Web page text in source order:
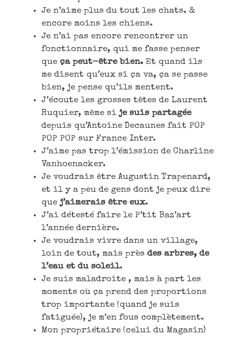
Je n’aime plus du tout les chats. &
encore moins les chiens.
Je n’ai pas encore rencontrer un
fonctionnaire, qui me fasse penser
que ça peut-être bien. Et quand ils
me disent qu’eux si ça va, ça se passe
bien, je pense qu’ils mentent.
J’écoute les grosses têtes de Laurent
Ruquier, même sije suis partagée
depuis qu’Antoine Decaunes fait POP
POP POP sur France Inter.
J’aime pas trop l’émission de Charline
Vanhoenacker.
Je voudrais être Augustin Trapenard,
et il y a peu de gens dont je peux dire
quej’aimerais être eux.
J’ai détesté faire le P’tit Baz’art
l’année dernière.
Je voudrais vivre dans un village,
loin de tout, mais près des arbres, de
l’eau et du soleil.
Je suis maladroite , mais à part les
moments où ça prend des proportions
trop importante (quand je suis
fatiguée), je m’en fous complètement.
Mon propriétaire (celui du Magasin)